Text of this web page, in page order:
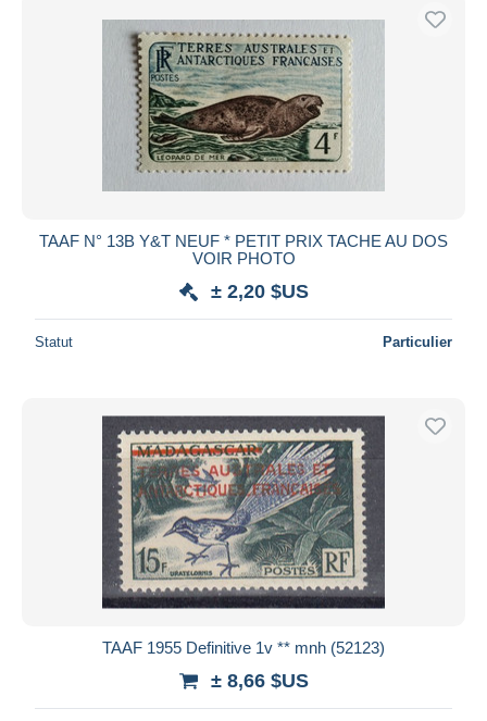
TAAF N° 13B Y&T NEUF * PETIT PRIX TACHE AU DOS
VOIR PHOTO
± 2,20 $US
Statut Particulier
TAAF 1955 Definitive 1v ** mnh (52123)
± 8,66 $US